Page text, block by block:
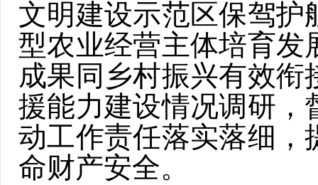
文明建设示范区保驾护
型农业经营主体培育发
成果同乡村振兴有效
援能力建设情况调研，
动工作责任落实落细，
命财产安全。